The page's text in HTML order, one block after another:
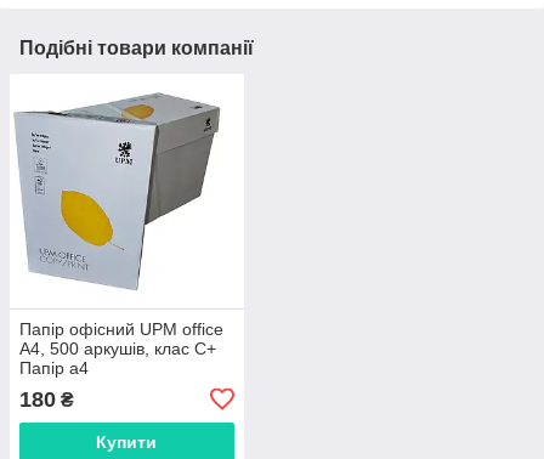
Подібні товари компанії
Папір офісний UPM office
А4, 500 аркушів, клас C+
Папір а4
180 ₴
Купити